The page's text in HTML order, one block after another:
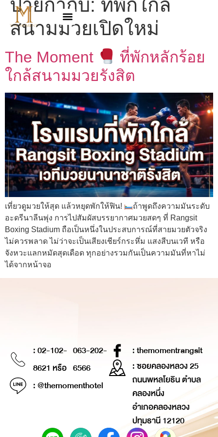
ป้ายกำกับ: ที่พักใกล้
สนามมวยเปิดใหม่
The Moment
ที่พักหลักร้อย
ใกล้สนามมวยรังสิต
เที่ยวดูมวยให้สุด แล้วหยุดพักให้ฟิน!
ถ้าพูดถึงความมันระดับ
อะดรีนาลีนพุ่ง การไปสัมผัสบรรยากาศมวยสดๆ ที่ Rangsit
Boxing Stadium ถือเป็นหนึ่งในประสบการณ์ที่สายมวยตัวจริง
ไม่ควรพลาด ไม่ว่าจะเป็นเสียงเชียร์กระหึ่ม แสงสีบนเวที หรือ
จังหวะแลกหมัดสุดเดือด ทุกอย่างรวมกันเป็นความมันที่หาไม่
ได้จากหน้าจอ
: 02-102-
8621 หรือ
063-202-
6566
: @themomenthotel
: themomentrangsit
: ซอยคลองหลวง 25
ถนนพหลโยธิน ตำบล
คลองหนึ่ง
อำเภอคลองหลวง
ปทุมธานี 12120